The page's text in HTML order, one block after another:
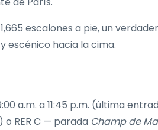
escalones a pie, un
escénico hacia la cima.
a.m. a 11:45 p.m. (última
RER C — parada Champ de